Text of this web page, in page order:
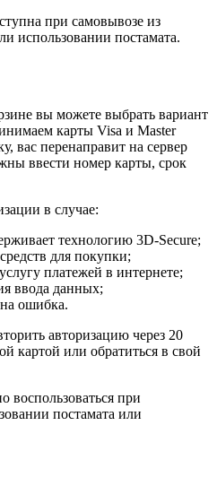
при самовывозе из
использовании постамата.
вы можете выбрать вариант
карты Visa и Master
вас перенаправит на сервер
ввести номер карты, срок
в случае:
технологию 3D-Secure;
для покупки;
платежей в интернете;
ввода данных;
ошибка.
авторизацию через 20
картой или обратиться в свой
воспользоваться при
постамата или